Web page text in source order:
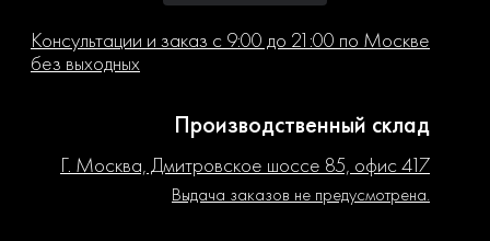
Консультации и заказ с 9:00 до 21:00 по Москве
без выходных
Производственный склад
Г. Москва, Дмитровское шоссе 85, офис 417
Выдача заказов не предусмотрена.